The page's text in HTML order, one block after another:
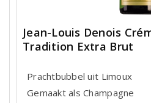
Jean-Louis Denois
Tradition Extra Brut
Prachtbubbel uit Limoux
Gemaakt als Champagne